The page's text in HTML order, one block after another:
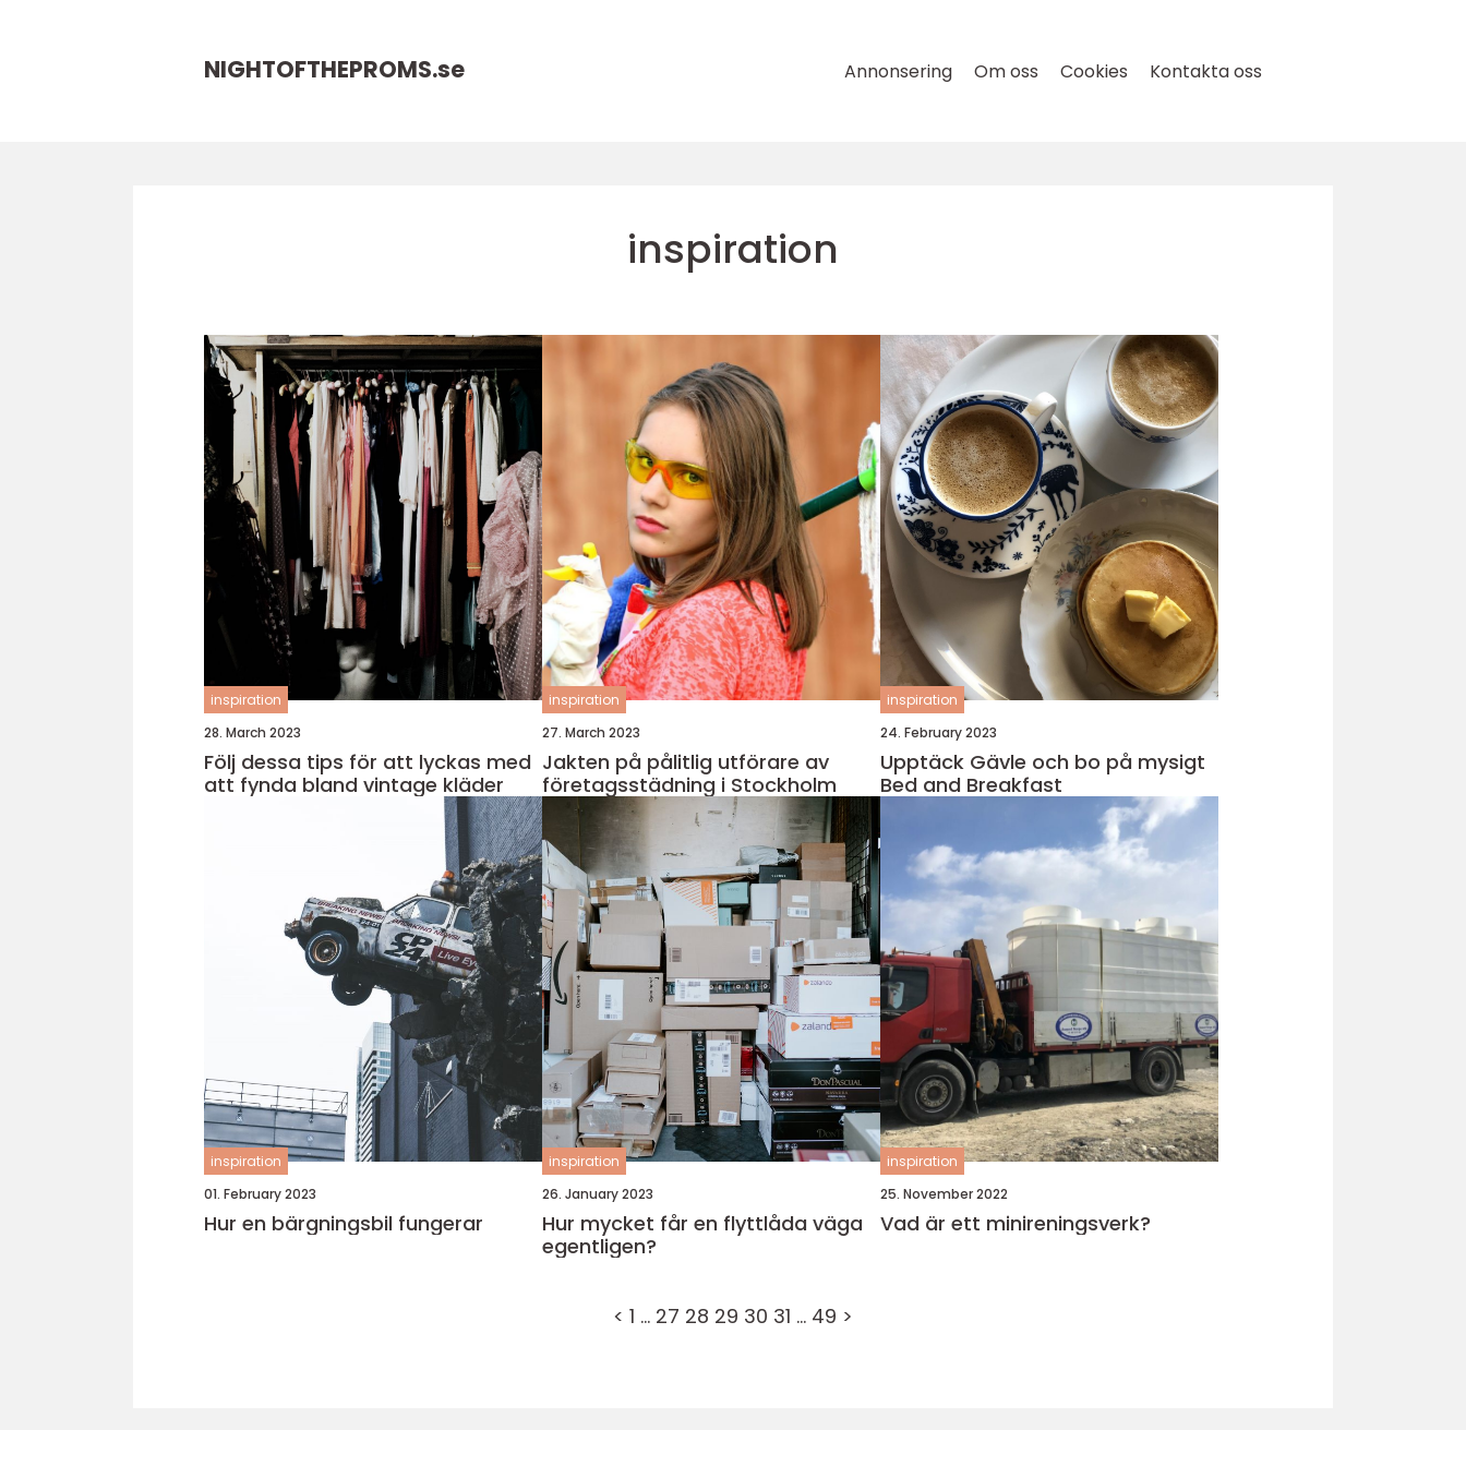
NIGHTOFTHEPROMS.se Annonsering Om oss Cookies Kontakta oss
inspiration
inspiration
28. March 2023
Följ dessa tips för att lyckas med
att fynda bland vintage kläder
inspiration
27. March 2023
Jakten på pålitlig utförare av
företagsstädning i Stockholm
inspiration
24. February 2023
Upptäck Gävle och bo på mysigt
Bed and Breakfast
inspiration
01. February 2023
Hur en bärgningsbil fungerar
inspiration
26. January 2023
Hur mycket får en flyttlåda väga
egentligen?
inspiration
25. November 2022
Vad är ett minireningsverk?
< 1 … 27 28 29 30 31 … 49 >